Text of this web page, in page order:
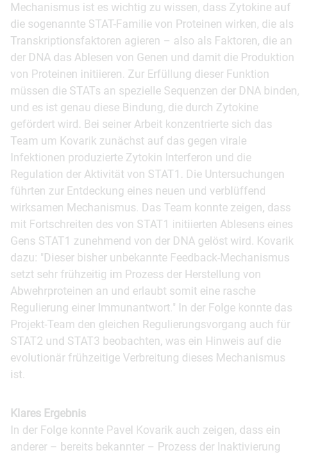
Mechanismus ist es wichtig zu wissen, dass Zytokine auf
die sogenannte STAT-Familie von Proteinen wirken, die als
Transkriptionsfaktoren agieren – also als Faktoren, die an
der DNA das Ablesen von Genen und damit die Produktion
von Proteinen initiieren. Zur Erfüllung dieser Funktion
müssen die STATs an spezielle Sequenzen der DNA binden,
und es ist genau diese Bindung, die durch Zytokine
gefördert wird. Bei seiner Arbeit konzentrierte sich das
Team um Kovarik zunächst auf das gegen virale
Infektionen produzierte Zytokin Interferon und die
Regulation der Aktivität von STAT1. Die Untersuchungen
führten zur Entdeckung eines neuen und verblüffend
wirksamen Mechanismus. Das Team konnte zeigen, dass
mit Fortschreiten des von STAT1 initiierten Ablesens eines
Gens STAT1 zunehmend von der DNA gelöst wird. Kovarik
dazu: "Dieser bisher unbekannte Feedback-Mechanismus
setzt sehr frühzeitig im Prozess der Herstellung von
Abwehrproteinen an und erlaubt somit eine rasche
Regulierung einer Immunantwort." In der Folge konnte das
Projekt-Team den gleichen Regulierungsvorgang auch für
STAT2 und STAT3 beobachten, was ein Hinweis auf die
evolutionär frühzeitige Verbreitung dieses Mechanismus
ist.
Klares Ergebnis
In der Folge konnte Pavel Kovarik auch zeigen, dass ein
anderer – bereits bekannter – Prozess der Inaktivierung